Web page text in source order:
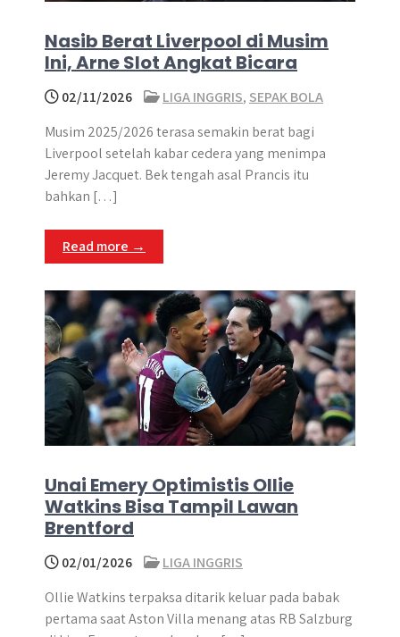
Nasib Berat Liverpool di Musim
Ini, Arne Slot Angkat Bicara
02/11/2026 LIGA INGGRIS, SEPAK BOLA
Musim 2025/2026 terasa semakin berat bagi
Liverpool setelah kabar cedera yang menimpa
Jeremy Jacquet. Bek tengah asal Prancis itu
bahkan […]
Read more →
Unai Emery Optimistis Ollie
Watkins Bisa Tampil Lawan
Brentford
02/01/2026
LIGA INGGRIS
Ollie Watkins terpaksa ditarik keluar pada babak
pertama saat Aston Villa menang atas RB Salzburg